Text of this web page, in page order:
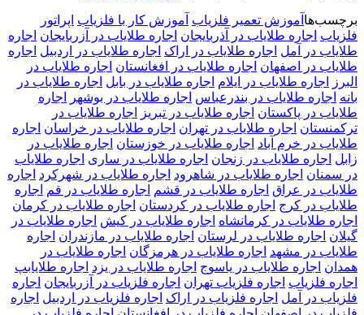
برچسب‌هاآموزش تعمیر فلزیاب آموزش کار با فلزیاب اپراتور
فلزیاب اجاره طلایاب در آذربایجان اجاره طلایاب در آزربایجان اجاره
طلایاب در آمل اجاره طلایاب در اراک اجاره طلایاب در اردبیل اجاره
طلایاب در اصفهان اجاره طلایاب در افغانستان اجاره طلایاب در
البرز اجاره طلایاب در ایلام اجاره طلایاب در بابل اجاره طلایاب در
بانه اجاره طلایاب در بندرعباس اجاره طلایاب در بوشهر اجاره
طلایاب در پاکستان اجاره طلایاب در تبریز اجاره طلایاب در
ترکمنستان اجاره طلایاب در تهران اجاره طلایاب در خراسان اجاره
طلایاب در خرم آباد اجاره طلایاب در خوزستان اجاره طلایاب در
زابل اجاره طلایاب در زنجان اجاره طلایاب در ساری اجاره طلایاب
در سمنان اجاره طلایاب در شاهرود اجاره طلایاب در شهرکرد اجاره
طلایاب در عراق اجاره طلایاب در قشم اجاره طلایاب در قم اجاره
طلایاب در کرج اجاره طلایاب در کردستان اجاره طلایاب در کرمان
اجاره طلایاب در کرمانشاه اجاره طلایاب در کیش اجاره طلایاب در
گیلان اجاره طلایاب در لرستان اجاره طلایاب در مازندران اجاره
طلایاب در مشهد اجاره طلایاب در هرمزگان اجاره طلایاب در
همدان اجاره طلایاب در یاسوج اجاره طلایاب در یزد اجاره طلایابپ
اجاره فلزیاب اجاره فلزیاب تهران اجاره فلزیاب در آزربایجان اجاره
فلزیاب در آمل اجاره فلزیاب در اراک اجاره فلزیاب در اردبیل اجاره